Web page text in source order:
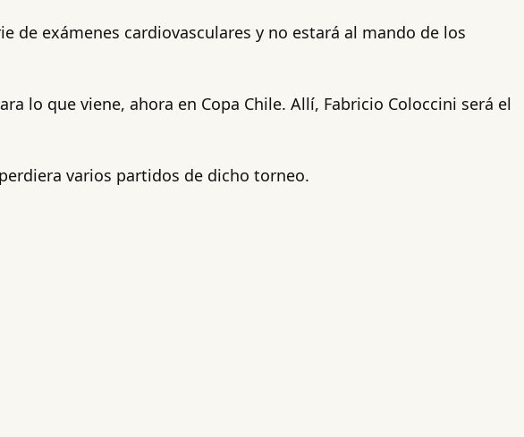
de exámenes cardiovasculares y no estará al mando de los
lo que viene, ahora en Copa Chile. Allí, Fabricio Coloccini será el
varios partidos de dicho torneo.